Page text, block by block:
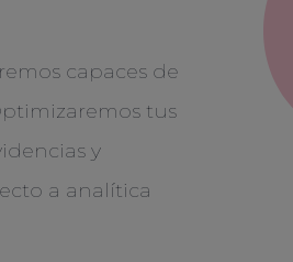
capaces de
tus
y
a analítica